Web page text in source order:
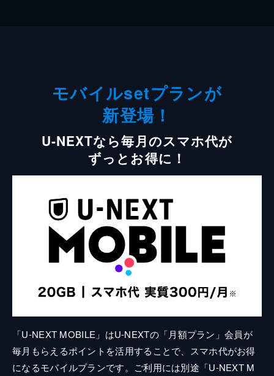
モバイルsetプランが
新登場！
U-NEXTなら毎月のスマホ代が
ずっとお得に！
「U-NEXT MOBILE」はU-NEXTの「月額プラン」会員が
毎月もらえるポイントを活用することで、スマホ代がお得
になるモバイルプランです。ご利用には別途「U-NEXT M